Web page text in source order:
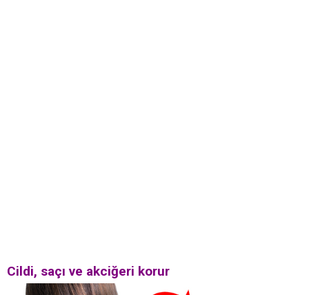
Cildi, saçı ve akciğeri korur